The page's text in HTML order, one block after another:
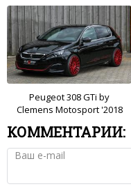
Peugeot 308 GTi by
Clemens Motosport '2018
КОММЕНТАРИИ:
Ваш e-mail